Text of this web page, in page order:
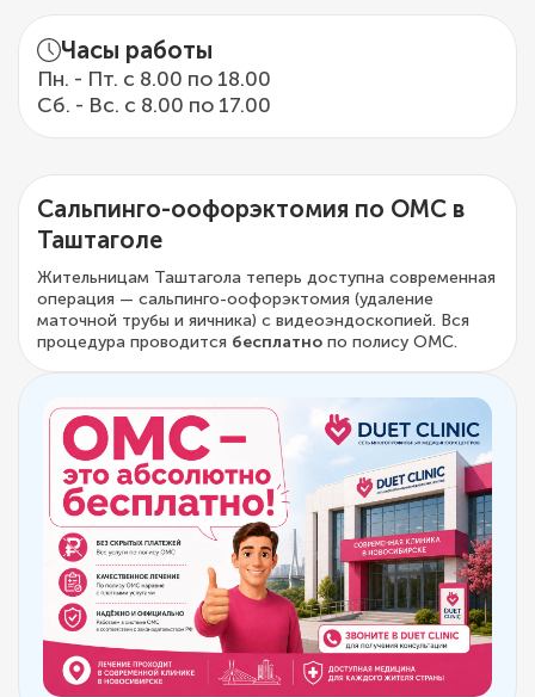
Часы работы
Пн. - Пт. с 8.00 по 18.00
Сб. - Вс. с 8.00 по 17.00
Сальпинго-оофорэктомия по ОМС в
Таштаголе
Жительницам Таштагола теперь доступна современная
операция — сальпинго-оофорэктомия (удаление
маточной трубы и яичника) с видеоэндоскопией. Вся
процедура проводится бесплатно по полису ОМС.